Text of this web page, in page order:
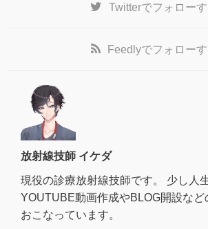
Twitterでフォロー
Feedlyでフォロー
放射線技師 イケダ
現役の診療放射線技師です。 少し人
YOUTUBE動画作成やBLOG開設など
おこなっています。